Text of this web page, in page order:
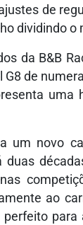
de
dividindo
da B&B
G8 de
uma
um novo
ao